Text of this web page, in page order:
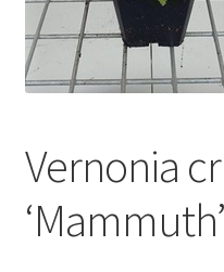
Vernonia
‘Mammuth’